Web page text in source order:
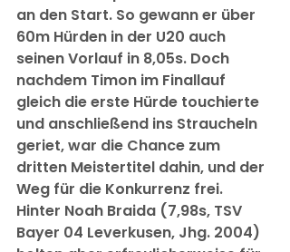
an den Start. So gewann er über
60m Hürden in der U20 auch
seinen Vorlauf in 8,05s. Doch
nachdem Timon im Finallauf
gleich die erste Hürde touchierte
und anschließend ins Straucheln
geriet, war die Chance zum
dritten Meistertitel dahin, und der
Weg für die Konkurrenz frei.
Hinter Noah Braida (7,98s, TSV
Bayer 04 Leverkusen, Jhg. 2004)